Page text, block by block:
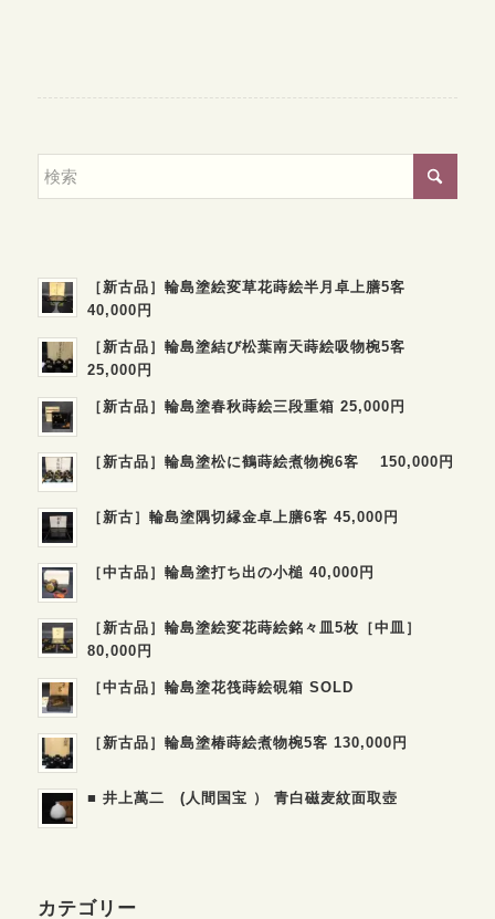
［新古品］輪島塗絵変草花蒔絵半月卓上膳5客
40,000円
［新古品］輪島塗結び松葉南天蒔絵吸物椀5客
25,000円
［新古品］輪島塗春秋蒔絵三段重箱 25,000円
［新古品］輪島塗松に鶴蒔絵煮物椀6客 150,000円
［新古］輪島塗隅切縁金卓上膳6客 45,000円
［中古品］輪島塗打ち出の小槌 40,000円
［新古品］輪島塗絵変花蒔絵銘々皿5枚［中皿］
80,000円
［中古品］輪島塗花筏蒔絵硯箱 SOLD
［新古品］輪島塗椿蒔絵煮物椀5客 130,000円
■ 井上萬二 (人間国宝 ） 青白磁麦紋面取壺
カテゴリー